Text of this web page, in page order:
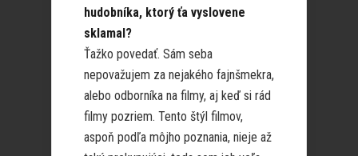
hudobníka, ktorý ťa vyslovene
sklamal?
Ťažko povedať. Sám seba
nepovažujem za nejakého fajnšmekra,
alebo odborníka na filmy, aj keď si rád
filmy pozriem. Tento štýl filmov,
aspoň podľa môjho poznania, nieje až